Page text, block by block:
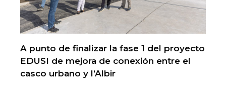
A punto de finalizar la fase 1 del proyecto
EDUSI de mejora de conexión entre el
casco urbano y l’Albir